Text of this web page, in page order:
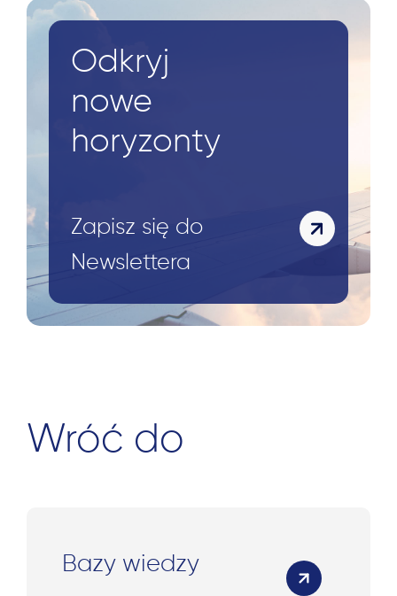
Odkryj
nowe
horyzonty
Zapisz się do
Newslettera
Wróć do
Bazy wiedzy